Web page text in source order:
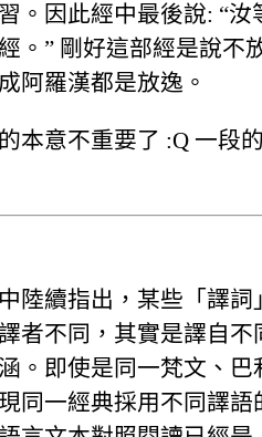
。因此經中最後說: “汝
。” 剛好這部經是說不
阿羅漢都是放逸。
本意不重要了 :Q 一段
陸續指出，某些「譯詞
者不同，其實是譯自不
。即使是同一梵文、巴
同一經典採用不同譯語